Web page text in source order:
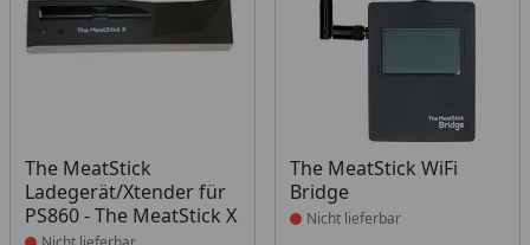
The MeatStick
Ladegerät/Xtender für
PS860 - The MeatStick X
Produkt nicht lieferbar
The MeatStick WiFi
Bridge
Produkt nicht lieferbar
Nicht lieferbar